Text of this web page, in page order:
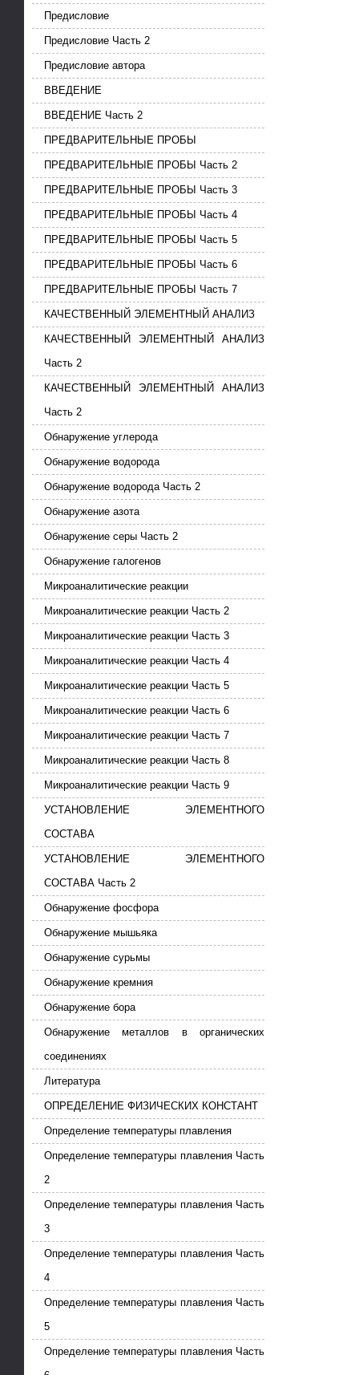
Предисловие
Предисловие Часть 2
Предисловие автора
ВВЕДЕНИЕ
ВВЕДЕНИЕ Часть 2
ПРЕДВАРИТЕЛЬНЫЕ ПРОБЫ
ПРЕДВАРИТЕЛЬНЫЕ ПРОБЫ Часть 2
ПРЕДВАРИТЕЛЬНЫЕ ПРОБЫ Часть 3
ПРЕДВАРИТЕЛЬНЫЕ ПРОБЫ Часть 4
ПРЕДВАРИТЕЛЬНЫЕ ПРОБЫ Часть 5
ПРЕДВАРИТЕЛЬНЫЕ ПРОБЫ Часть 6
ПРЕДВАРИТЕЛЬНЫЕ ПРОБЫ Часть 7
КАЧЕСТВЕННЫЙ ЭЛЕМЕНТНЫЙ АНАЛИЗ
КАЧЕСТВЕННЫЙ ЭЛЕМЕНТНЫЙ АНАЛИЗ
Часть 2
КАЧЕСТВЕННЫЙ ЭЛЕМЕНТНЫЙ АНАЛИЗ
Часть 2
Обнаружение углерода
Обнаружение водорода
Обнаружение водорода Часть 2
Обнаружение азота
Обнаружение серы Часть 2
Обнаружение галогенов
Микроаналитические реакции
Микроаналитические реакции Часть 2
Микроаналитические реакции Часть 3
Микроаналитические реакции Часть 4
Микроаналитические реакции Часть 5
Микроаналитические реакции Часть 6
Микроаналитические реакции Часть 7
Микроаналитические реакции Часть 8
Микроаналитические реакции Часть 9
УСТАНОВЛЕНИЕ ЭЛЕМЕНТНОГО
СОСТАВА
УСТАНОВЛЕНИЕ ЭЛЕМЕНТНОГО
СОСТАВА Часть 2
Обнаружение фосфора
Обнаружение мышьяка
Обнаружение сурьмы
Обнаружение кремния
Обнаружение бора
Обнаружение металлов в органических
соединениях
Литература
ОПРЕДЕЛЕНИЕ ФИЗИЧЕСКИХ КОНСТАНТ
Определение температуры плавления
Определение температуры плавления Часть
2
Определение температуры плавления Часть
3
Определение температуры плавления Часть
4
Определение температуры плавления Часть
5
Определение температуры плавления Часть